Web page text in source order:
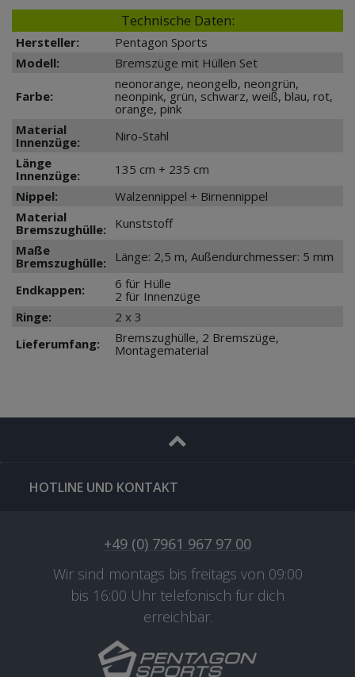
Technische Daten:
Hersteller:
Pentagon Sports
Modell:
Bremszüge mit Hüllen Set
Farbe:
neonorange, neongelb, neongrün,
neonpink, grün, schwarz, weiß, blau, rot,
orange, pink
Material
Innenzüge:
Niro-Stahl
Länge
Innenzüge:
135 cm + 235 cm
Nippel:
Walzennippel + Birnennippel
Material
Bremszughülle:
Kunststoff
Maße
Bremszughülle:
Länge: 2,5 m, Außendurchmesser: 5 mm
Endkappen:
6 für Hülle
2 für Innenzüge
Ringe:
2 x 3
Lieferumfang:
Bremszughülle, 2 Bremszüge,
Montagematerial
HOTLINE UND KONTAKT
+49 (0) 7961 967 97 00
Wir sind montags bis freitags von 09:00
bis 16:00 Uhr telefonisch für dich
erreichbar.